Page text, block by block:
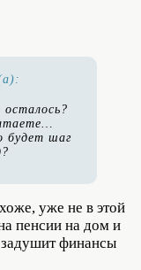
осталось?
будет шаг
уже не в этой
пенсии на дом и
задушит финансы